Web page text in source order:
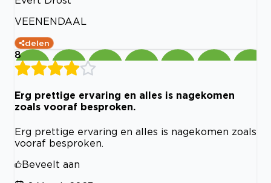
VEENENDAAL
delen
8
Erg prettige ervaring en alles is nagekomen
zoals vooraf besproken.
Erg prettige ervaring en alles is nagekomen zoals
vooraf besproken.
Beveelt aan